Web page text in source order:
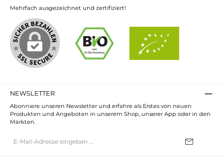
Mehrfach ausgezeichnet und zertifiziert!
NEWSLETTER
Abonniere unseren Newsletter und erfahre als Erstes von neuen
Produkten und Angeboten in unserem Shop, unserer App oder in den
Märkten.
Mail-